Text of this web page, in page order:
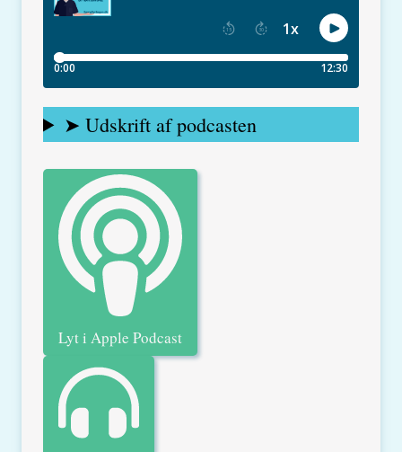
➤ Udskrift af podcasten
Lyt i Apple Podcast